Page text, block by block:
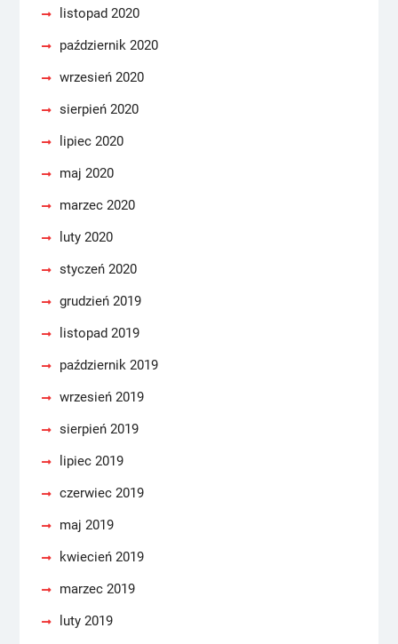
listopad 2020
październik 2020
wrzesień 2020
sierpień 2020
lipiec 2020
maj 2020
marzec 2020
luty 2020
styczeń 2020
grudzień 2019
listopad 2019
październik 2019
wrzesień 2019
sierpień 2019
lipiec 2019
czerwiec 2019
maj 2019
kwiecień 2019
marzec 2019
luty 2019